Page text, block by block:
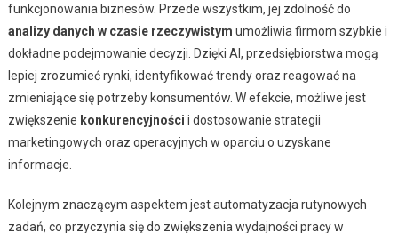
funkcjonowania biznesów. Przede wszystkim, jej zdolność do
analizy danych w czasie rzeczywistym umożliwia firmom szybkie i
dokładne podejmowanie decyzji. Dzięki AI, przedsiębiorstwa mogą
lepiej zrozumieć rynki, identyfikować trendy oraz reagować na
zmieniające się potrzeby konsumentów. W efekcie, możliwe jest
zwiększenie konkurencyjności i dostosowanie strategii
marketingowych oraz operacyjnych w oparciu o uzyskane
informacje.
Kolejnym znaczącym aspektem jest automatyzacja rutynowych
zadań, co przyczynia się do zwiększenia wydajności pracy w